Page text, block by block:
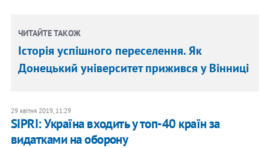
ЧИТАЙТЕ ТАКОЖ
Історія успішного переселення. Як
Донецький університет прижився у Вінниці
29 квітня 2019, 11:29
SIPRI: Україна входить у топ-40 країн за
видатками на оборону